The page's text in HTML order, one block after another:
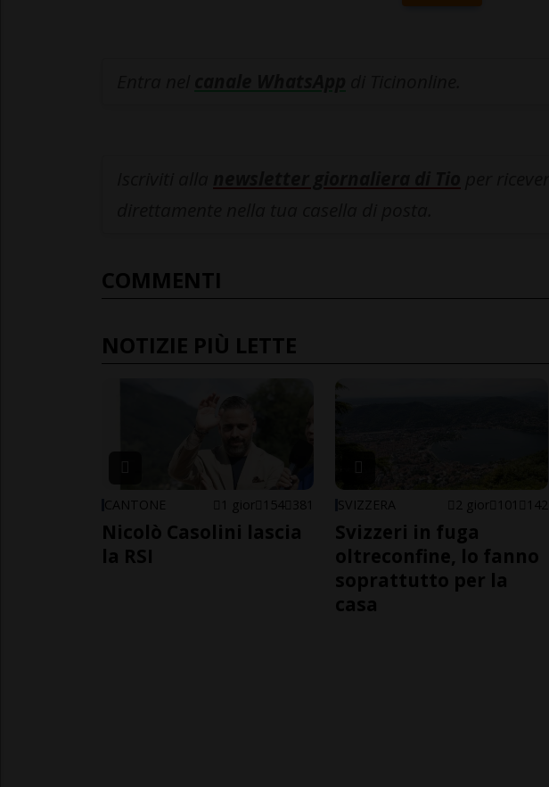
COMMENTI
NOTIZIE PIÙ LETTE
CANTONE 1 gior 154 381
Nicolò Casolini lascia
la RSI
SVIZZERA 2 gior 101 142
Svizzeri in fuga
oltreconfine, lo fanno
soprattutto per la
casa